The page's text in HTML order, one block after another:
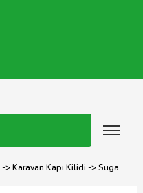
->Karavan Kapı Kilidi -> Suga